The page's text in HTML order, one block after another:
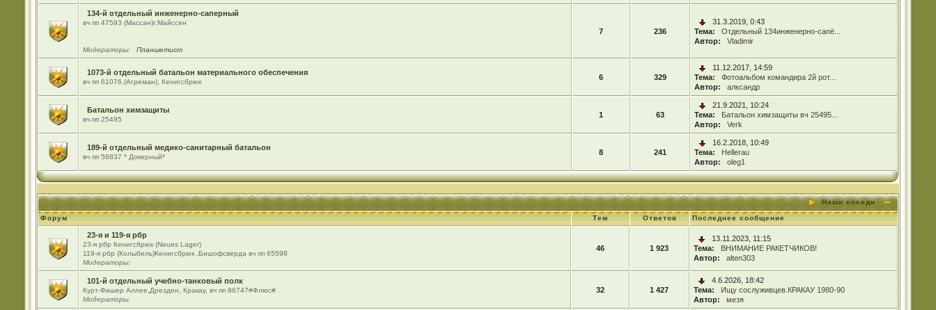
134-й отдельный инженерно-саперный
вч пп 47593 (Массан)г.Майссен
Модераторы: Планшетист
7 236
31.3.2019, 0:43
Тема:
Отдельный 134инженерно-сапё...
Автор:
Vladimir
1073-й отдельный батальон материального обеспечения
вч пп 61076,(Агреман), Кенигсбрюк
6 329
11.12.2017, 14:59
Тема:
Фотоальбом командира 2й рот...
Автор:
алксандр
Батальон химзащиты
вч.пп 25495
1 63
21.9.2021, 10:24
Тема:
Батальон химзащиты вч 25495...
Автор:
Verk
189-й отдельный медико-санитарный батальон
вч пп 58837 * Докерный*
8 241
16.2.2018, 10:49
Тема:
Hellerau
Автор:
oleg1
Наши соседи
Форум Тем Ответов Последнее сообщение
23-я и 119-я рбр
23-я рбр Кенигсбрюк (Neues Lager)
119-я рбр (Колыбель)Кенигсбрюк ,Бишофсверда вч пп 65598
Модераторы:
46 1 923
13.11.2023, 11:15
Тема:
ВНИМАНИЕ РАКЕТЧИКОВ!
Автор:
alten303
101-й отдельный учебно-танковый полк
Курт-Фишер Аллее,Дрезден, Кракау, вч пп 86747#Флюс#
Модераторы:
32 1 427
4.6.2026, 18:42
Тема:
Ищу сослуживцев.КРАКАУ 1980-90
Автор:
мезя